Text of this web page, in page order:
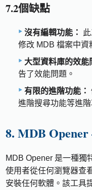
7.2個缺點
沒有編輯功能：
修改 MDB 檔案中資
大型資料庫的效能
告了效能問題。
有限的進階功能：
進階搜尋功能等進階
8. MDB
MDB Opener 是一種獨
使用者從任何瀏覽器查
安裝任何軟體。該工具